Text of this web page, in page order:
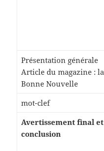
Présentation générale
Article du magazine : la
Bonne Nouvelle
mot-clef
Avertissement final et
conclusion